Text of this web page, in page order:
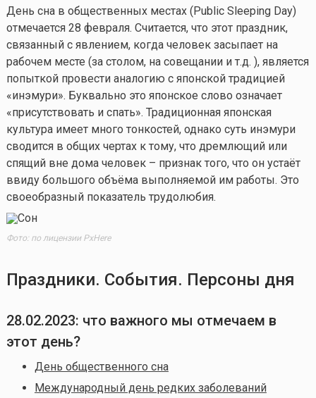
День сна в общественных местах (Public Sleeping Day)
отмечается 28 февраля. Считается, что этот праздник,
связанный с явлением, когда человек засыпает на
рабочем месте (за столом, на совещании и т.д. ), является
попыткой провести аналогию с японской традицией
«инэмури». Буквально это японское слово означает
«присутствовать и спать». Традиционная японская
культура имеет много тонкостей, однако суть инэмури
сводится в общих чертах к тому, что дремлющий или
спящий вне дома человек – признак того, что он устаёт
ввиду большого объёма выполняемой им работы. Это
своеобразный показатель трудолюбия.
Фото: по лицензии PxHere
Праздники. События. Персоны дня
28.02.2023: что важного мы отмечаем в
этот день?
День общественного сна
Международный день редких заболеваний